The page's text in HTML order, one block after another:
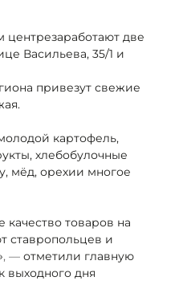
центрезаработают две
Васильева, 35/1 и
привезут свежие
картофель,
хлебобулочные
мёд, орехии многое
товаров на
ставропольцев и
, — отметили главную
выходного дня